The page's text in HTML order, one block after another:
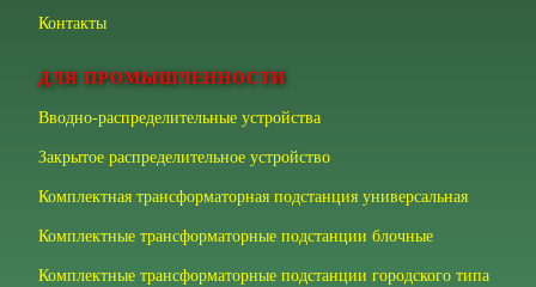
Контакты
ДЛЯ ПРОМЫШЛЕННОСТИ
Вводно-распределительные устройства
Закрытое распределительное устройство
Комплектная трансформаторная подстанция универсальная
Комплектные трансформаторные подстанции блочные
Комплектные трансформаторные подстанции городского типа